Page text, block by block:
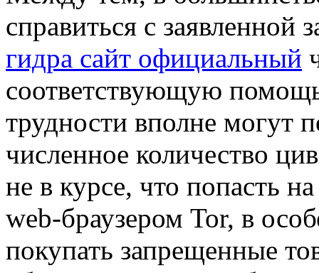
справиться с заявленной
гидра сайт официальный
соответствующую
трудности вполне могут
численное количество
не в курсе, что попасть
web-браузером Tor, в
покупать запрещенные